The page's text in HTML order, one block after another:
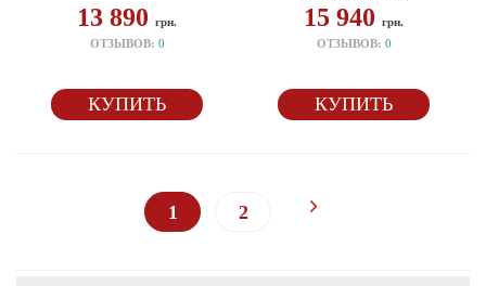
13 890грн.
ОТЗЫВОВ: 0
КУПИТЬ
15 940грн.
ОТЗЫВОВ: 0
КУПИТЬ
1 2